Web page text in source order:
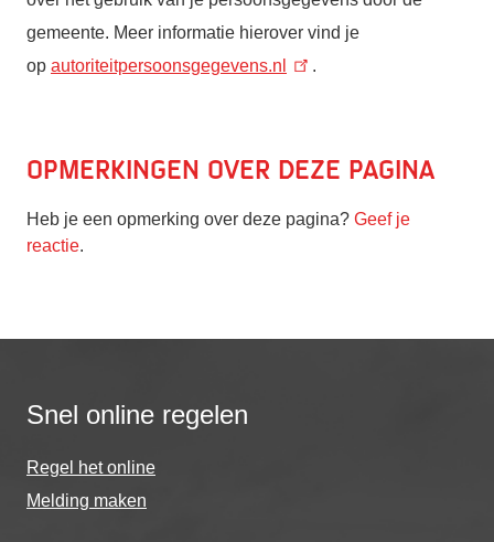
gemeente. Meer informatie hierover vind je
op autoriteitpersoonsgegevens.nl .
Opmerkingen over deze pagina
Heb je een opmerking over deze pagina? Geef je
reactie.
Snel online regelen
Regel het online
Melding maken